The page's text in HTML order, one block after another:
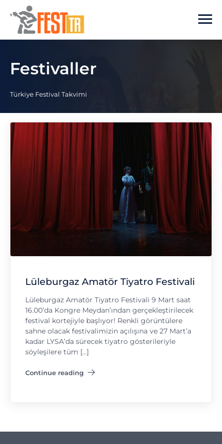
Ana içeriğe atla
Festivaller
Türkiye Festival Takvimi
Lüleburgaz Amatör Tiyatro Festivali
Lüleburgaz Amatör Tiyatro Festivali 9 Mart saat
16.00’da Kongre Meydan’ından gerçekleştirilecek
festival kortejiyle başlıyor! Renkli görüntülere
sahne olacak festivalimizin açılışına ve 27 Mart’a
kadar LYSA’da sürecek tiyatro gösterileriyle
söyleşilere tüm […]
Continue reading
"Lüleburgaz Amatör Tiyatro Festivali"